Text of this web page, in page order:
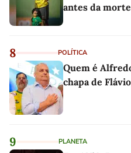
antes da
8 POLÍTICA
Quem é
chapa de
9 PLANETA